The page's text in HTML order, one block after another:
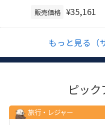
販売価格 ¥35,161
もっと見る（
ピッ
旅行・レジャー